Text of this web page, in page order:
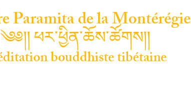
Paramita de la Montérégie
༄༅།། ཕར་ཕྱིན་ཆོས་ཚོགས།།
bouddhiste tibétaine